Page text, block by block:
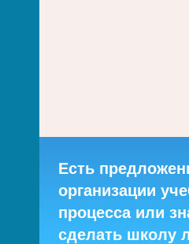
Есть
организации
процесса или
сделать школу